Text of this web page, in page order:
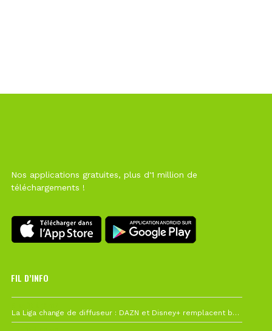
Nos applications gratuites, plus d'1 million de
téléchargements !
FIL D’INFO
La Liga change de diffuseur : DAZN et Disney+ remplacent beIN Sports !